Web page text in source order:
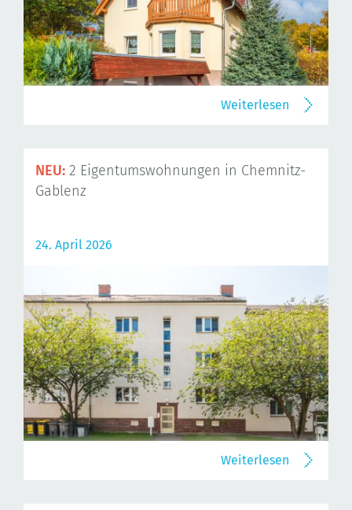
Weiterlesen
NEU: 2 Eigentumswohnungen in Chemnitz-
Gablenz
24. April 2026
Weiterlesen